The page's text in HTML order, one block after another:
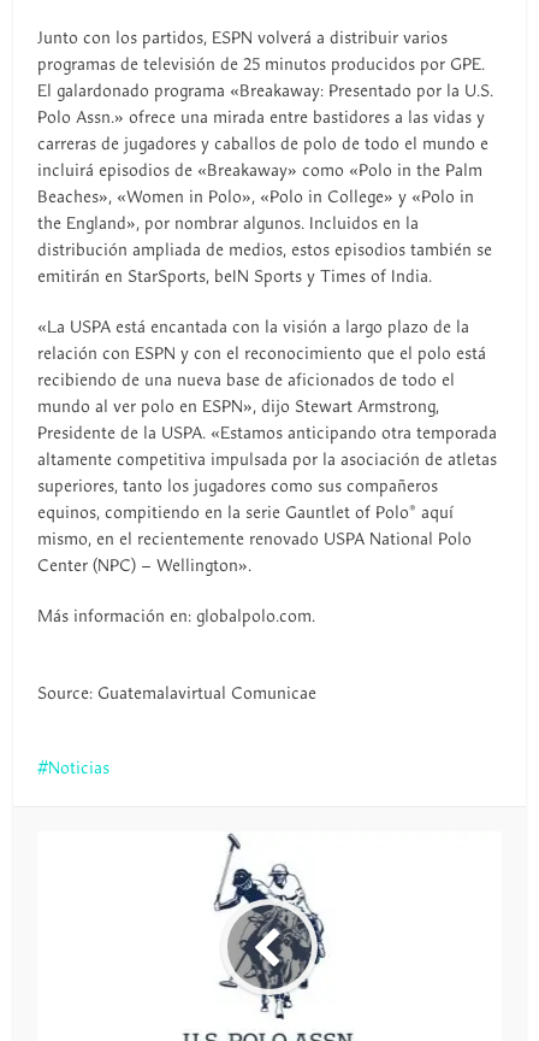
Junto con los partidos, ESPN volverá a distribuir varios
programas de televisión de 25 minutos producidos por GPE.
El galardonado programa «Breakaway: Presentado por la U.S.
Polo Assn.» ofrece una mirada entre bastidores a las vidas y
carreras de jugadores y caballos de polo de todo el mundo e
incluirá episodios de «Breakaway» como «Polo in the Palm
Beaches», «Women in Polo», «Polo in College» y «Polo in
the England», por nombrar algunos. Incluidos en la
distribución ampliada de medios, estos episodios también se
emitirán en StarSports, beIN Sports y Times of India.
«La USPA está encantada con la visión a largo plazo de la
relación con ESPN y con el reconocimiento que el polo está
recibiendo de una nueva base de aficionados de todo el
mundo al ver polo en ESPN», dijo Stewart Armstrong,
Presidente de la USPA. «Estamos anticipando otra temporada
altamente competitiva impulsada por la asociación de atletas
superiores, tanto los jugadores como sus compañeros
equinos, compitiendo en la serie Gauntlet of Polo® aquí
mismo, en el recientemente renovado USPA National Polo
Center (NPC) – Wellington».
Más información en: globalpolo.com.
Source: Guatemalavirtual Comunicae
Noticias